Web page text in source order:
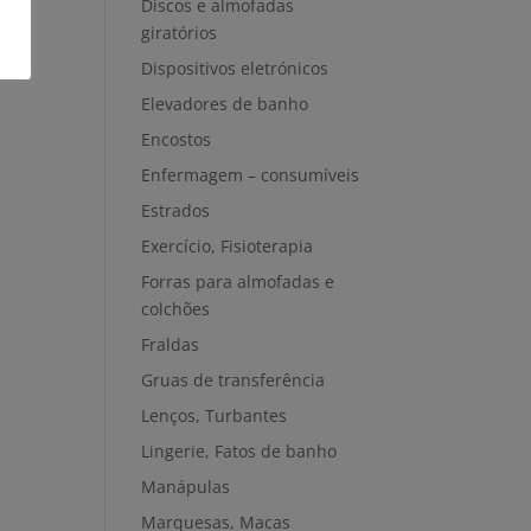
Discos e almofadas
giratórios
Dispositivos eletrónicos
Elevadores de banho
Encostos
Enfermagem – consumíveis
Estrados
Exercício, Fisioterapia
Forras para almofadas e
colchões
Fraldas
Gruas de transferência
Lenços, Turbantes
Lingerie, Fatos de banho
Manápulas
Marquesas, Macas